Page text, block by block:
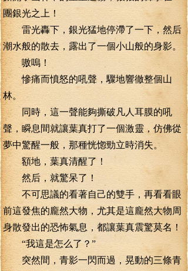
團銀光之上！
雷光轟下，銀光猛地停滯了一下，然后
潮水般的散去，露出了一個小山般的身影。
嗷嗚！
慘痛而憤怒的吼聲，驟地響徹整個山
林。
同時，這一聲能夠撕破凡人耳膜的吼
聲，瞬息間就讓葉真打了一個激靈，仿佛從
夢中驚醒一般，那種恍惚勁立時消失。
額地，葉真清醒了！
然后，就驚呆了！
不可思議的看著自己的雙手，再看看眼
前這發焦的龐然大物，尤其是這龐然大物周
身散發出的恐怖氣息，都讓葉真震驚莫名！
“我這是怎么了？”
突然間，青影一閃而過，晃動的三條青